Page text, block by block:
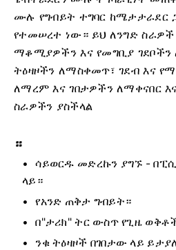
ሙሉ የግብይት ተግባር ከሜታታራደር
የተመሠረተ ነው። ይህ ለንግድ
ማቆሚያዎችን እና የመግቢያ ገደቦችን
ትዕዛዞችን ለማስቀመጥ፣ ገደብ እና
ለማረም እና ገበታዎችን ለማቀናበር
ስራዎችን ያስችላል
።
ሳይወርዱ መድረኩን ያግኙ -
ላይ።
የአንድ ጠቅታ ግብይት።
በ"ታሪክ" ትር ውስጥ የጊዜ
ንቁ ትዕዛዞች በገበታው ላይ